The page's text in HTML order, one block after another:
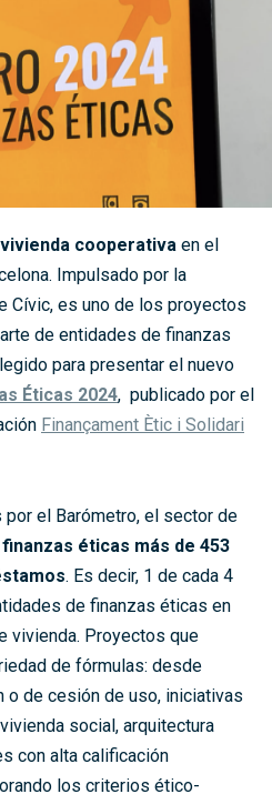
vivienda cooperativa en el
Impulsado por la
Cívic, es uno de los proyectos
de entidades de finanzas
para presentar el nuevo
Éticas 2024, publicado por el
Finançament Ètic i Solidari
el Barómetro, el sector de
éticas más de 453
. Es decir, 1 de cada 4
de finanzas éticas en
vivienda. Proyectos que
de fórmulas: desde
de cesión de uso, iniciativas
social, arquitectura
con alta calificación
los criterios ético-